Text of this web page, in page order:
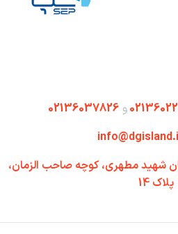
و 02136037826
شهید مطهری، کوچه صاحب الزمان،
پلاک 14